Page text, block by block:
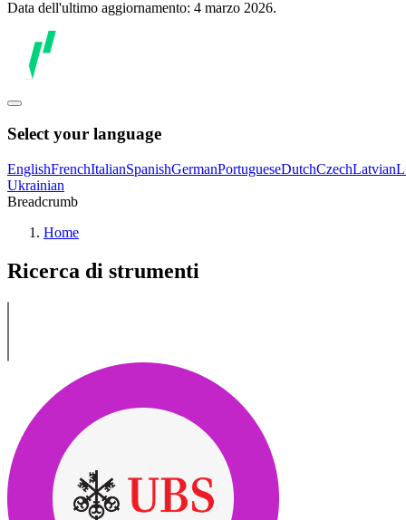
Data dell'ultimo aggiornamento: 4 marzo 2026.
Select your language
EnglishFrenchItalianSpanishGermanPortugueseDutchCzechLatvian
Ukrainian
Breadcrumb
Home
Ricerca di strumenti